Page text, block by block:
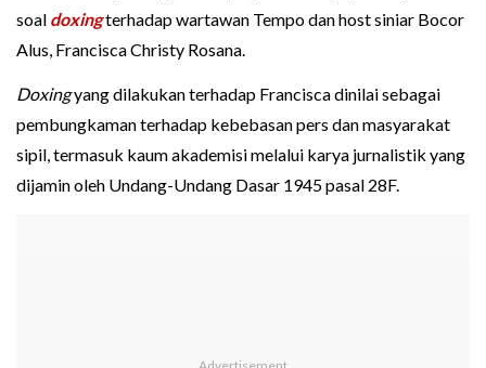
soal doxingterhadap wartawan Tempo dan host siniar Bocor
Alus, Francisca Christy Rosana.
Doxingyang dilakukan terhadap Francisca dinilai sebagai
pembungkaman terhadap kebebasan pers dan masyarakat
sipil, termasuk kaum akademisi melalui karya jurnalistik yang
dijamin oleh Undang-Undang Dasar 1945 pasal 28F.